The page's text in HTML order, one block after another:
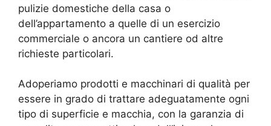
pulizie domestiche della casa o
dell’appartamento a quelle di un esercizio
commerciale o ancora un cantiere od altre
richieste particolari.
Adoperiamo prodotti e macchinari di qualità per
essere in grado di trattare adeguatamente ogni
tipo di superficie e macchia, con la garanzia di